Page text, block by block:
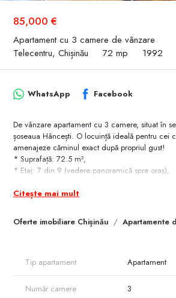
85,000 €
Apartament cu 3 camere de vânzare
Telecentru, Chișinău
72 mp 1992
Oferte imobiliare Chișinău Apartamente
WhatsApp Facebook
De vânzare apartament cu 3 camere, situat în
șoseaua Hâncești. O locuință ideală pentru cei
amenajeze căminul exact după propriul gust!
* Suprafață: 72.5 m²,
* Etaj: 7 din 9 (vedere panoramică spre oraș),
balcoane,
libertatea de a regândi designul de la zero,
* Locație: Zonă cu infrastructură dezvoltată,
Citește mai mult
Tip apartament Apartament
Număr camere 3